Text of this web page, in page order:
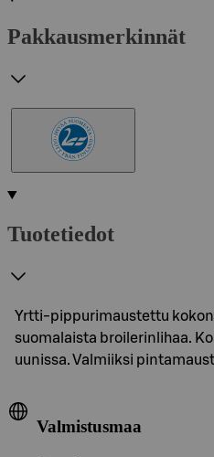
Pakkausmerkinnät
Tuotetiedot
Yrtti-pippurimaustettu
suomalaista broilerinlihaa.
uunissa. Valmiiksi
Valmistusmaa